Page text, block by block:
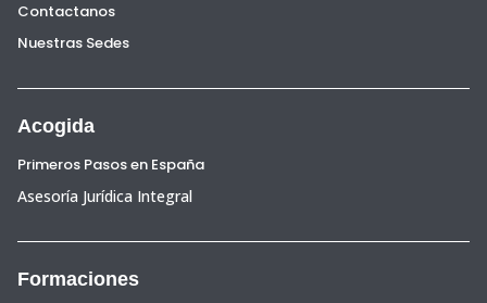
Contactanos
Nuestras Sedes
Acogida
Primeros Pasos en España
Asesoría Jurídica Integral
Formaciones